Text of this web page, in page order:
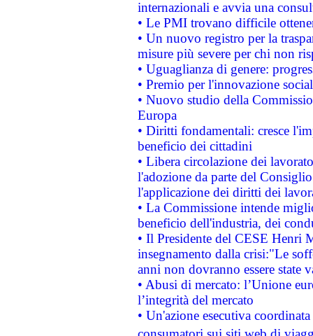
internazionali e avvia una
• Le PMI trovano difficile
• Un nuovo registro per la
misure più severe per chi non
• Uguaglianza di genere:
• Premio per l'innovazione
• Nuovo studio della
Europa
• Diritti fondamentali: cresce
beneficio dei cittadini
• Libera circolazione dei
l'adozione da parte del
l'applicazione dei diritti dei
• La Commissione intende
beneficio dell'industria, dei
• Il Presidente del CESE Henri
insegnamento dalla crisi:"Le
anni non dovranno essere state
• Abusi di mercato: l’Unione
l’integrità del mercato
• Un'azione esecutiva